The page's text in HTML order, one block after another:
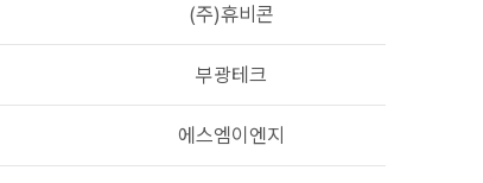
(주)휴비콘
부광테크
에스엠이엔지